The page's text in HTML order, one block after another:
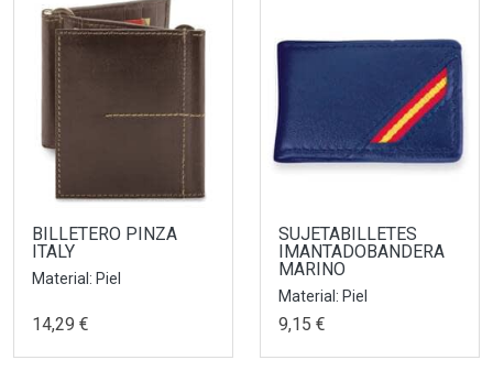
BILLETERO PINZA
ITALY
Material: Piel
14,29 €
SUJETABILLETES
IMANTADOBANDERA
MARINO
Material: Piel
9,15 €